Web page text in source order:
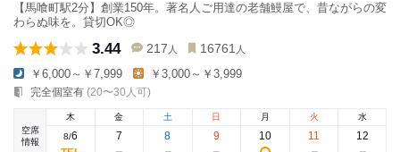
【馬喰町駅2分】創業150年。著名人ご用達の老舗鰻屋で、昔ながらの変
わらぬ味を。貸切OK◎
3.44 217 人 16761 人
￥6,000～￥7,999 ￥3,000～￥3,999
完全個室有 (20〜30人可)
空席
情報
木
8/6
金
7
土
8
日
9
月
10
火
11
水
12